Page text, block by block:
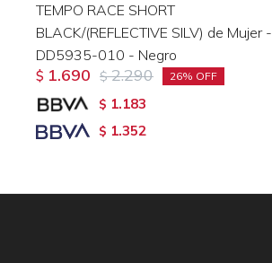
TEMPO RACE SHORT
BLACK/(REFLECTIVE SILV) de Mujer -
DD5935-010 - Negro
$ 1.690 $ 2.290 26
$ 1.183
$ 1.352